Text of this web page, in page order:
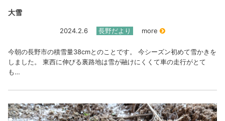
大雪
2024.2.6 長野だより more
今朝の長野市の積雪量38cmとのことです。 今シーズン初めて雪かきを
しました。 東西に伸びる裏路地は雪が融けにくくて車の走行がとて
も…